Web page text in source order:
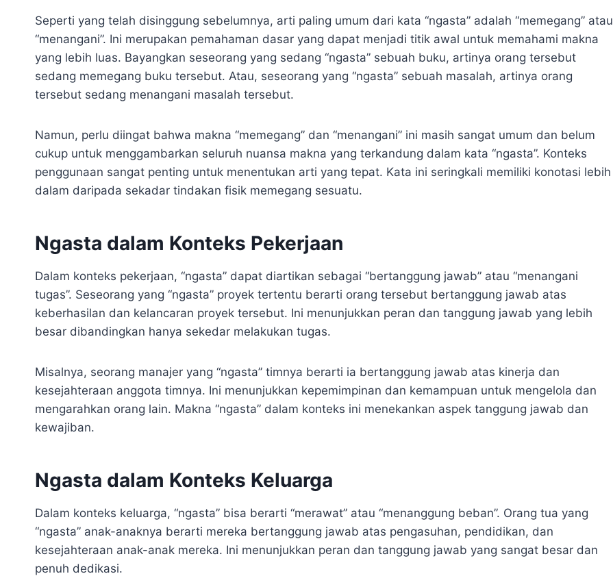
Seperti yang telah disinggung sebelumnya, arti paling umum dari kata “ngasta” adalah “memegang” atau
“menangani”. Ini merupakan pemahaman dasar yang dapat menjadi titik awal untuk memahami makna
yang lebih luas. Bayangkan seseorang yang sedang “ngasta” sebuah buku, artinya orang tersebut
sedang memegang buku tersebut. Atau, seseorang yang “ngasta” sebuah masalah, artinya orang
tersebut sedang menangani masalah tersebut.
Namun, perlu diingat bahwa makna “memegang” dan “menangani” ini masih sangat umum dan belum
cukup untuk menggambarkan seluruh nuansa makna yang terkandung dalam kata “ngasta”. Konteks
penggunaan sangat penting untuk menentukan arti yang tepat. Kata ini seringkali memiliki konotasi lebih
dalam daripada sekadar tindakan fisik memegang sesuatu.
Ngasta dalam Konteks Pekerjaan
Dalam konteks pekerjaan, “ngasta” dapat diartikan sebagai “bertanggung jawab” atau “menangani
tugas”. Seseorang yang “ngasta” proyek tertentu berarti orang tersebut bertanggung jawab atas
keberhasilan dan kelancaran proyek tersebut. Ini menunjukkan peran dan tanggung jawab yang lebih
besar dibandingkan hanya sekedar melakukan tugas.
Misalnya, seorang manajer yang “ngasta” timnya berarti ia bertanggung jawab atas kinerja dan
kesejahteraan anggota timnya. Ini menunjukkan kepemimpinan dan kemampuan untuk mengelola dan
mengarahkan orang lain. Makna “ngasta” dalam konteks ini menekankan aspek tanggung jawab dan
kewajiban.
Ngasta dalam Konteks Keluarga
Dalam konteks keluarga, “ngasta” bisa berarti “merawat” atau “menanggung beban”. Orang tua yang
“ngasta” anak-anaknya berarti mereka bertanggung jawab atas pengasuhan, pendidikan, dan
kesejahteraan anak-anak mereka. Ini menunjukkan peran dan tanggung jawab yang sangat besar dan
penuh dedikasi.